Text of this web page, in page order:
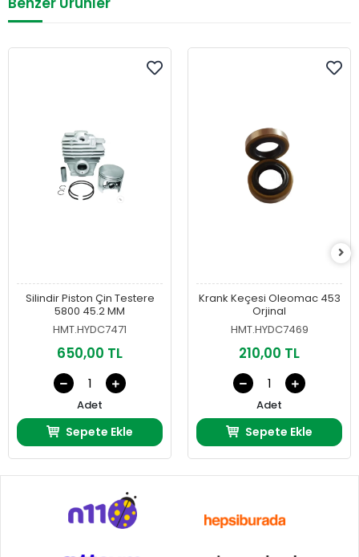
Silindir Piston Çin Testere
5800 45.2 MM
HMT.HYDC7471
650,00 TL
Adet
Sepete Ekle
Krank Keçesi Oleomac 453
Orjinal
HMT.HYDC7469
210,00 TL
Adet
Sepete Ekle